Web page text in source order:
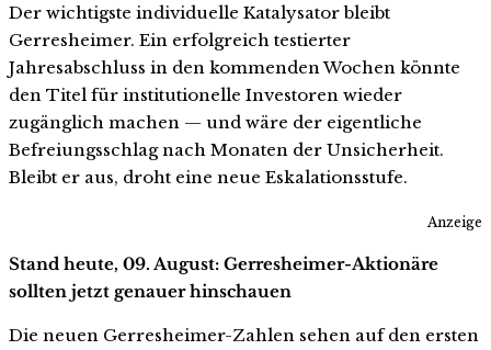
Der wichtigste individuelle Katalysator bleibt
Gerresheimer. Ein erfolgreich testierter
Jahresabschluss in den kommenden Wochen könnte
den Titel für institutionelle Investoren wieder
zugänglich machen — und wäre der eigentliche
Befreiungsschlag nach Monaten der Unsicherheit.
Bleibt er aus, droht eine neue Eskalationsstufe.
Anzeige
Stand heute, 09. August: Gerresheimer-Aktionäre
sollten jetzt genauer hinschauen
Die neuen Gerresheimer-Zahlen sehen auf den ersten